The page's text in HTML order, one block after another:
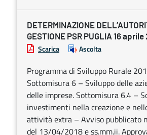
DETERMINAZIONE
GESTIONE PSR PUGLIA 16 aprile
Scarica Ascolta
Programma di Sviluppo Rurale
Sottomisura 6 – Sviluppo delle
delle imprese. Sottomisura 6.4 –
investimenti nella creazione e
attività extra – Avviso pubblicato
del 13/04/2018 e ss.mm.ii.